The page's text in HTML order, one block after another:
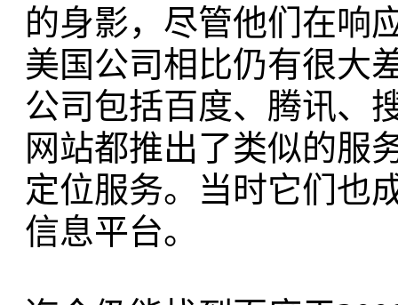
的身影，尽管他们在响
美国公司相比仍有很大
公司包括百度、腾讯、
网站都推出了类似的服
定位服务。当时它们也
信息平台。